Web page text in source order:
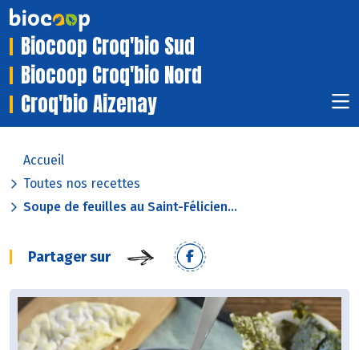
Biocoop Croq'bio Sud
Biocoop Croq'bio Nord
Croq'bio Aizenay
Accueil
Toutes nos recettes
Soupe de feuilles au Saint-Félicien...
Partager sur